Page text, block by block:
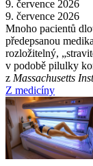
9. července 2026
9. července 2026
Mnoho pacientů
předepsanou
rozložitelný,
v podobě pilulky
z Massachusetts
Z medicíny